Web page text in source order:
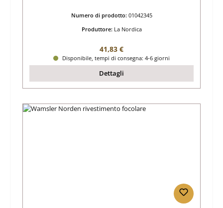
Numero di prodotto: 01042345
Produttore: La Nordica
Prezzo normale:
41,83 €
Disponibile, tempi di consegna: 4-6 giorni
Dettagli